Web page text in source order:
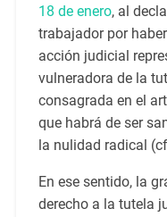
18 de enero, al
trabajador por
acción judicial
vulneradora de la
consagrada en el
que habrá de ser
la nulidad radical
En ese sentido, la
derecho a la tutela